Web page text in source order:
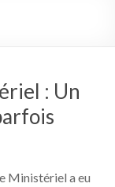
: Un
Ministériel a eu